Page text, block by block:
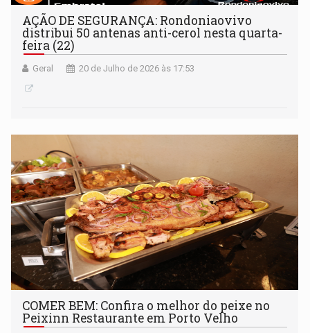
AÇÃO DE SEGURANÇA: Rondoniaovivo
distribui 50 antenas anti-cerol nesta quarta-
feira (22)
Geral 20 de Julho de 2026 às 17:53
COMER BEM: Confira o melhor do peixe no
Peixinn Restaurante em Porto Velho